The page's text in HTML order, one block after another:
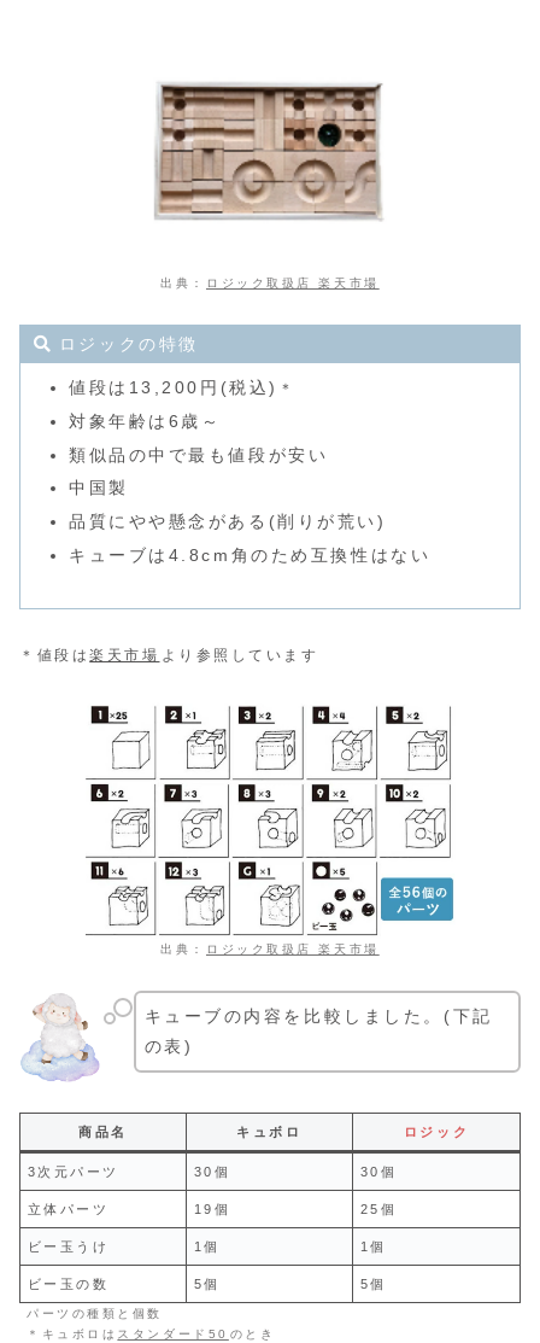
出典： ロジック取扱店 楽天市場
ロジックの特徴
値段は13,200円(税込) ＊
対象年齢は6歳～
類似品の中で最も値段が安い
中国製
品質にやや懸念がある(削りが荒い)
キューブは4.8cm角のため互換性はない
＊値段は楽天市場 より参照しています
出典： ロジック取扱店 楽天市場
キューブの内容を比較しました。(下記
の表)
商品名 キュボロ ロジック
3次元パーツ 30個 30個
立体パーツ 19個 25個
ビー玉うけ 1個 1個
ビー玉の数 5個 5個
パーツの種類と個数
＊キュボロは スタンダード50 のとき